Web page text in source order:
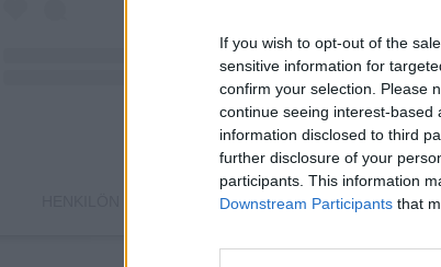
If you wish to opt-out of the
sensitive information for
confirm your selection. Please
continue seeing interest-
information disclosed to third
further disclosure of your
participants. This information
Downstream Participants that
HENKILÖN KITIKOKKONEN (@KITIKOKKONEN)